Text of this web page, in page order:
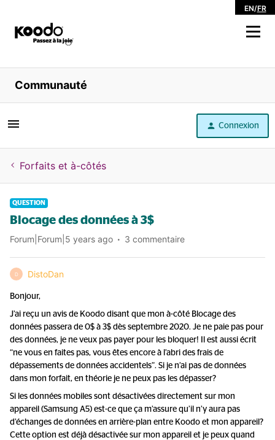
EN/FR
Magasiner
Libre service
Aide
Communauté
Connexion
Forfaits et à-côtés
QUESTION
Blocage des données à 3$
Forum|Forum|5 years ago 3 commentaire
D DistoDan
Bonjour,
J’ai reçu un avis de Koodo disant que mon à-côté Blocage des
données passera de 0$ à 3$ dès septembre 2020. Je ne paie pas pour
des données, je ne veux pas payer pour les bloquer! Il est aussi écrit
“ne vous en faites pas, vous êtes encore à l’abri des frais de
dépassements de données accidentels”. Si je n’ai pas de données
dans mon forfait, en théorie je ne peux pas les dépasser?
Si les données mobiles sont désactivées directement sur mon
appareil (Samsung A5) est-ce que ça m’assure qu’il n’y aura pas
d’échanges de données en arrière-plan entre Koodo et mon appareil?
Cette option est déjà désactivée sur mon appareil et je peux quand